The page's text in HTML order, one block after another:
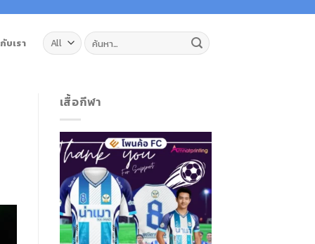
บเรา ค้นหา:
เสื้อกีฬา